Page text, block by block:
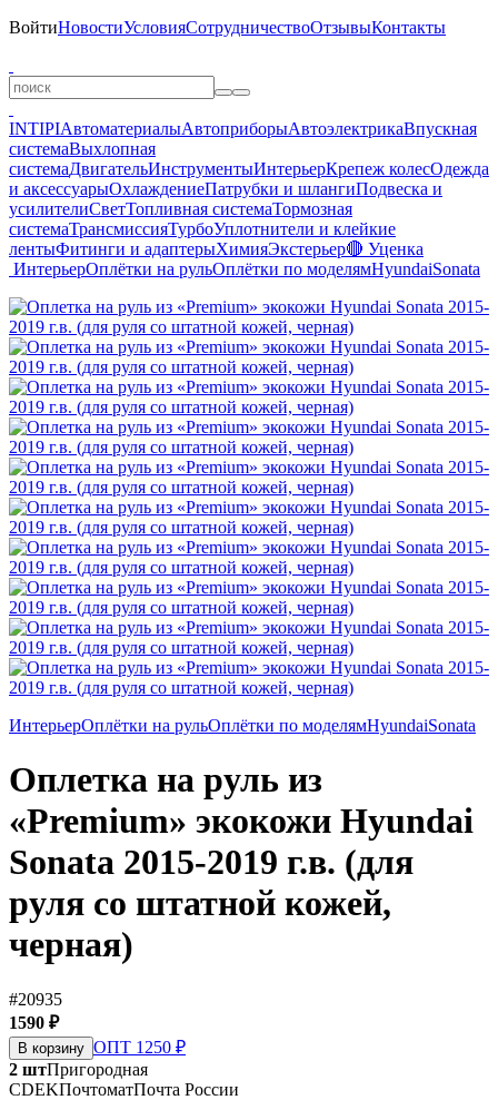
ВойтиНовостиУсловияСотрудничествоОтзывыКонтакты
INTIPIАвтоматериалыАвтоприборыАвтоэлектрикаВпускная
системаВыхлопная
системаДвигательИнструментыИнтерьерКрепеж колесОдежда
и аксессуарыОхлаждениеПатрубки и шлангиПодвеска и
усилителиСветТопливная системаТормозная
системаТрансмиссияТурбоУплотнители и клейкие
лентыФитинги и адаптерыХимияЭкстерьер🔴 Уценка
ИнтерьерОплётки на рульОплётки по моделямHyundaiSonata
ИнтерьерОплётки на рульОплётки по моделямHyundaiSonata
Оплетка на руль из
«Premium» экокожи Hyundai
Sonata 2015-2019 г.в. (для
руля со штатной кожей,
черная)
#20935
1590 ₽
В корзину ОПТ 1250 ₽
2 штПригородная
CDEKПочтоматПочта России